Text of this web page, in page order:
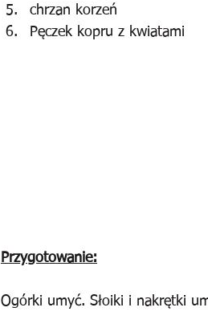
chrzan korzeń
Pęczek kopru z kwiatami
Przygotowanie:
Ogórki umyć. Słoiki i nakrętki